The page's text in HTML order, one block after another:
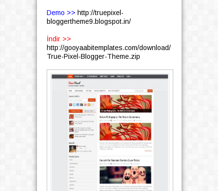
Demo >> http://truepixel-
bloggertheme9.blogspot.in/
İndir >>
http://gooyaabitemplates.com/download/
True-Pixel-Blogger-Theme.zip